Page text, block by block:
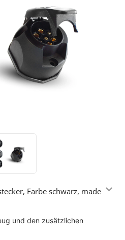
Farbe schwarz, made
und den zusätzlichen